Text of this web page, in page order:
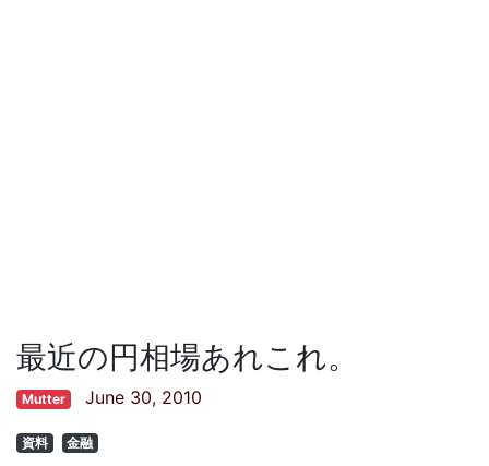
最近の円相場あれこれ。
Mutter June 30, 2010
資料 金融